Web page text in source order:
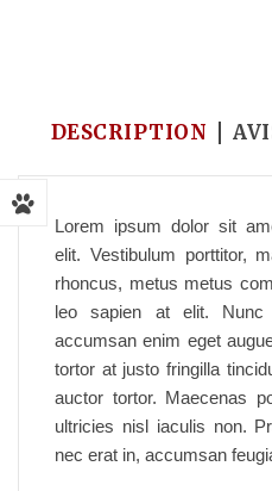
DESCRIPTION
Lorem ipsum dolor sit
elit. Vestibulum porttitor,
rhoncus, metus metus
leo sapien at elit.
accumsan enim eget
tortor at justo fringilla
auctor tortor. Maecenas
ultricies nisl iaculis non.
nec erat in, accumsan